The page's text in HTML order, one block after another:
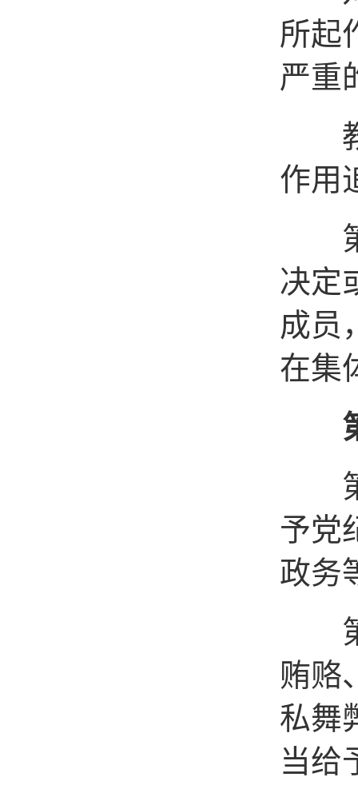
所起
严重
教
作用
第
决定
成员
在集
第
予党
政务
第
贿赂
私舞
当给